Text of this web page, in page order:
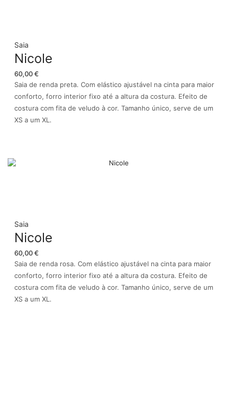
Saia
Nicole
60,00€
Saia de renda preta. Com elástico ajustável na cinta para maior
conforto, forro interior fixo até a altura da costura. Efeito de
costura com fita de veludo à cor. Tamanho único, serve de um
XS a um XL.
Saia
Nicole
60,00€
Saia de renda rosa. Com elástico ajustável na cinta para maior
conforto, forro interior fixo até a altura da costura. Efeito de
costura com fita de veludo à cor. Tamanho único, serve de um
XS a um XL.